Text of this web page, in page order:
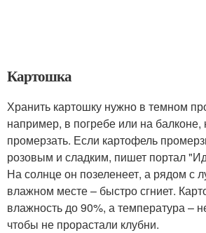
Картошка
Хранить картошку нужно в темном
например, в погребе или на
промерзать. Если картофель
розовым и сладким, пишет портал
На солнце он позеленеет, а рядом с
влажном месте – быстро сгниет.
влажность до 90%, а температура –
чтобы не прорастали клубни.